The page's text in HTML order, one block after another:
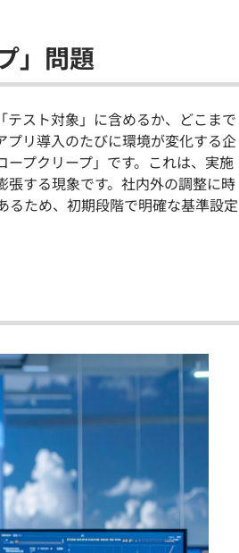
」問題
スト対象」に含めるか、どこまで
プリ導入のたびに環境が変化する企
プクリープ」です。これは、実施
する現象です。社内外の調整に時
るため、初期段階で明確な基準設定